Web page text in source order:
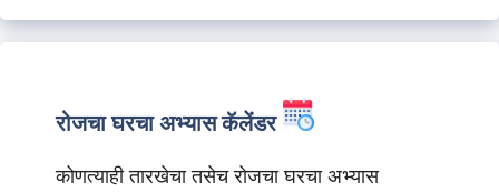
रोजचा घरचा अभ्यास कॅलेंडर
कोणत्याही तारखेचा तसेच रोजचा घरचा अभ्यास